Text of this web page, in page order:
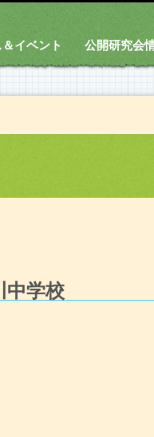
イベント 公開研究会
中学校